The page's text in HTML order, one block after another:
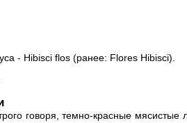
- Hibisci flos (ранее: Flores Hibisci).
говоря, темно-красные